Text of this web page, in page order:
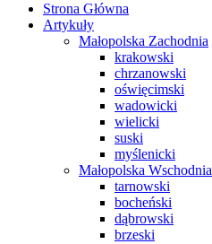
Strona Główna
Artykuły
Małopolska Zachodnia
krakowski
chrzanowski
oświęcimski
wadowicki
wielicki
suski
myślenicki
Małopolska Wschodnia
tarnowski
bocheński
dąbrowski
brzeski